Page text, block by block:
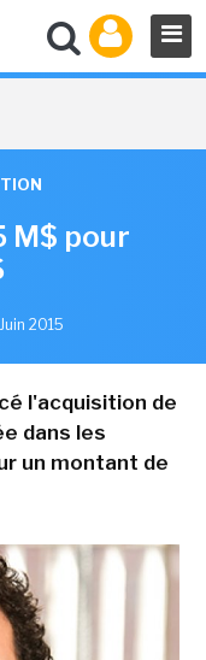
M$ pour
2015
l'acquisition de
dans les
un montant de